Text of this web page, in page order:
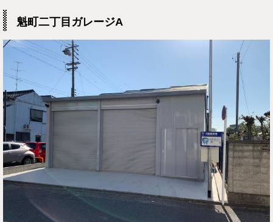
魁町二丁目ガレージA